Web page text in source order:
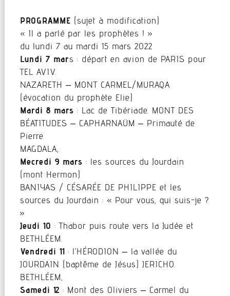
PROGRAMME (sujet à modification)
« Il a parlé par les prophètes ! »
du lundi 7 au mardi 15 mars 2022
Lundi 7 mars : départ en avion de PARIS pour
TEL AVIV.
NAZARETH – MONT CARMEL/MURAQA
(évocation du prophète Elie)
Mardi 8 mars : Lac de Tibériade. MONT DES
BÉATITUDES – CAPHARNAÜM – Primauté de
Pierre
MAGDALA,
Mecredi 9 mars : les sources du Jourdain
(mont Hermon)
BANIYAS / CÉSARÉE DE PHILIPPE et les
sources du Jourdain : « Pour vous, qui suis-je ?
»
Jeudi 10 : Thabor puis route vers la Judée et
BETHLÉEM.
Vendredi 11: l’HÉRODION – la vallée du
JOURDAIN (baptême de Jésus) JERICHO.
BETHLÉEM,
Samedi 12 : Mont des Oliviers – Carmel du